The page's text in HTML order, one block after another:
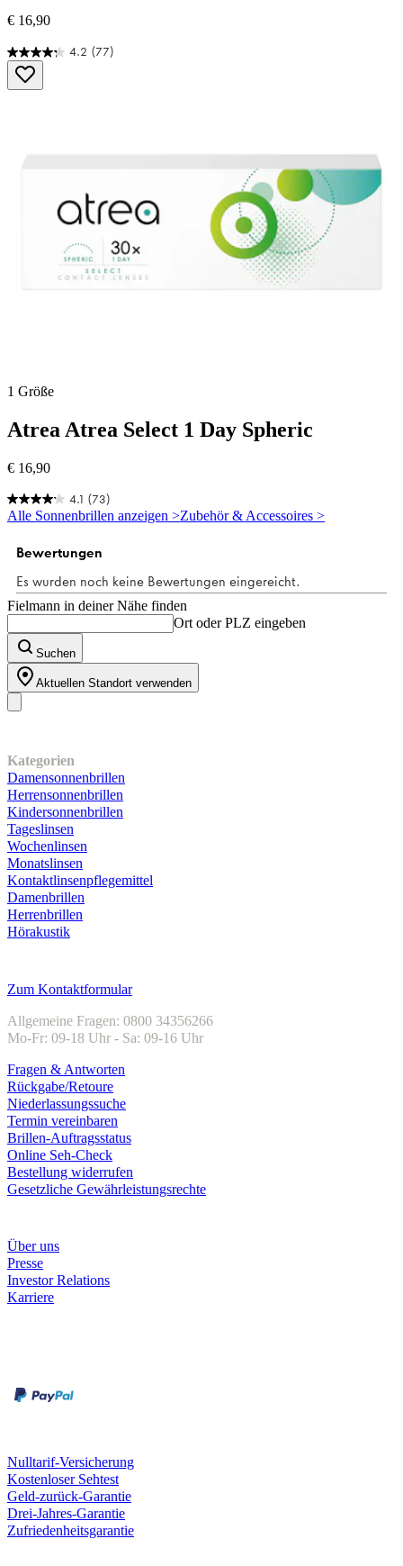
€ 16,90
4.2 (77)
4.2
von
5
1 Größe
Atrea Atrea Select 1 Day Spheric
€ 16,90
4.1 (73)
4.1
von
Sternen.
Bewertungen
Alle Sonnenbrillen anzeigen >Zubehör & Accessoires >
Fielmann in deiner Nähe finden
Ort oder PLZ eingeben
Suchen
Aktuellen Standort verwenden
Kategorien
Damensonnenbrillen
Herrensonnenbrillen
Kindersonnenbrillen
Tageslinsen
Wochenlinsen
Monatslinsen
Kontaktlinsenpflegemittel
Damenbrillen
Herrenbrillen
Hörakustik
Zum Kontaktformular
Allgemeine Fragen: 0800 34356266
Mo-Fr: 09-18 Uhr - Sa: 09-16 Uhr
Fragen & Antworten
Rückgabe/Retoure
Niederlassungssuche
Termin vereinbaren
Brillen-Auftragsstatus
Online Seh-Check
Bestellung widerrufen
Gesetzliche Gewährleistungsrechte
Über uns
Presse
Investor Relations
Karriere
Nulltarif-Versicherung
Kostenloser Sehtest
Geld-zurück-Garantie
Drei-Jahres-Garantie
Zufriedenheitsgarantie